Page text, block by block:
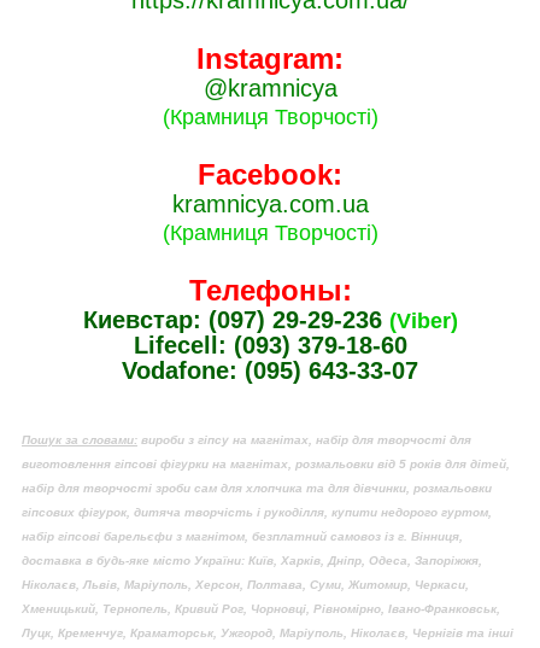
Instagram:
@kramnicya
(Крамниця Творчості)
Facebook:
kramnicya.com.ua
(Крамниця Творчості)
Телефоны:
Киевстар: (097) 29-29-236 (Viber)
Lifecell: (093) 379-18-60
Vodafone: (095) 643-33-07
Пошук за словами: вироби з гіпсу на магнітах, набір для творчості для
виготовлення гіпсові фігурки на магнітах, розмальовки від 5 років для дітей,
набір для творчості зроби сам для хлопчика та для дівчинки, розмальовки
гіпсових фігурок, дитяча творчість і рукоділля, купити недорого гуртом,
набір гіпсові барельєфи з магнітом, безплатний самовоз із г. Вінниця,
доставка в будь-яке місто України: Київ, Харків, Дніпр, Одеса, Запоріжжя,
Ніколаєв, Львів, Маріуполь, Херсон, Полтава, Суми, Житомир, Черкаси,
Хменицький, Тернопель, Кривий Рог, Чорновці, Рівномірно, Івано-Франковськ,
Луцк, Кременчуг, Краматорськ, Ужгород, Маріуполь, Ніколаєв, Чернігів та інші